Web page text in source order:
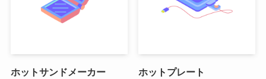
ホットサンドメーカー ホットプレート